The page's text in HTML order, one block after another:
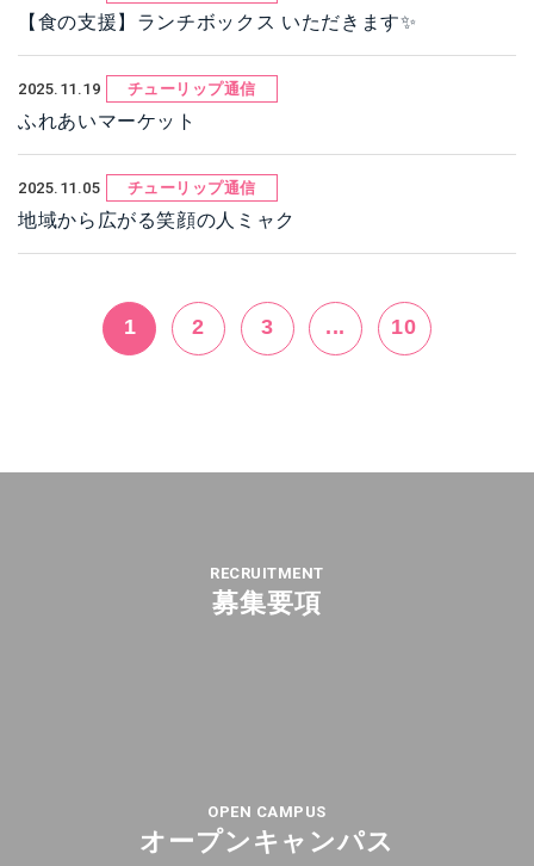
【食の支援】ランチボックス いただきます✨
2025.11.19 チューリップ通信
ふれあいマーケット
2025.11.05 チューリップ通信
地域から広がる笑顔の人ミャク
1 2 3 ... 10
RECRUITMENT
募集要項
OPEN CAMPUS
オープンキャンパス